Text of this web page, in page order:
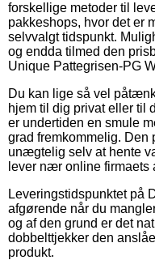
forskellige metoder til
pakkeshops, hvor det er
selvvalgt tidspunkt.
og endda tilmed den
Unique Pattegrisen-PG
Du kan lige så vel
hjem til dig privat eller til
er undertiden en smule
grad fremkommelig. Den
unægtelig selv at hente
lever nær online firmaets
Leveringstidspunktet på
afgørende når du
og af den grund er det
dobbelttjekker den
produkt.